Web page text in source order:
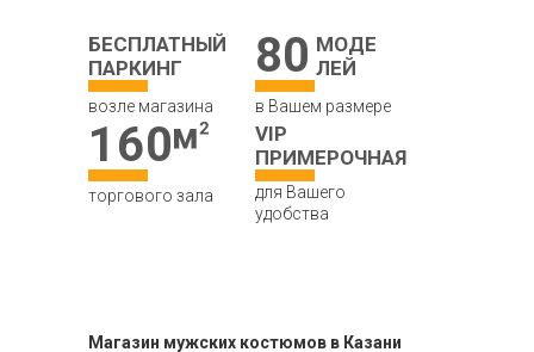
БЕСПЛАТНЫЙ
ПАРКИНГ
возле магазина
80 МОДЕ
ЛЕЙ
в Вашем размере
160
торгового зала
VIP
ПРИМЕРОЧНАЯ
для Вашего
удобства
Магазин мужских костюмов в Казани